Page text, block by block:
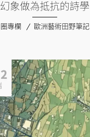
幻象做為抵抗的詩學
圈專欄 歐洲藝術田野筆記